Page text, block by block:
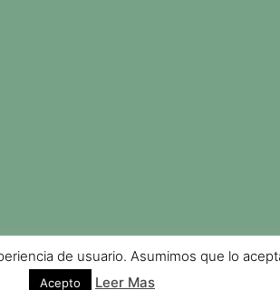
de usuario. Asumimos que lo
Acepto Leer Mas